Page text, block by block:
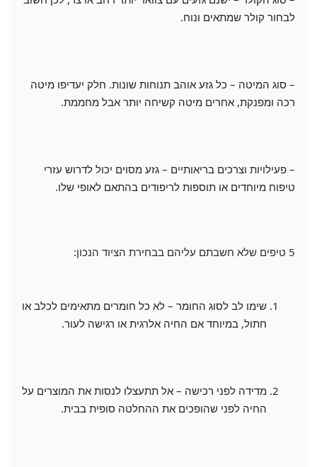
לבחור קולר שמתאים ונוח.
– סוג המיטה – כל גזע אוהב תנוחות שונות. חלק יעדיפו מיטה
רכה ומפנקת, אחרים מיטה קשיחה יותר אבל מחממת.
– פעילויות וצרכים בריאותיים – גזע מסוים יכול לדרוש עזרי
טיפוח מיוחדים או תוספות לריפודים בהתאם לאופי שלו.
5 טיפים שלא חשבתם עליהם בבחירת הציוד הנכון:
שימו לב לסוג החומר – לא כל חומרים מתאימים לכלב או
חתול, במיוחד אם החיה אלרגית או רגישה לעור.
מדידה לפני רכישה – אל תתעצלו לנסות את המוצרים על
החיה לפני שהופכים את ההחלטה סופית בבית.